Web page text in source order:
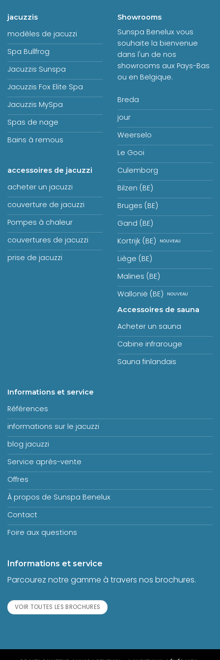
jacuzzis
modèles de jacuzzi
Spa Bullfrog
Jacuzzis Sunspa
Jacuzzis Fox Elite Spa
Jacuzzis MySpa
Spas de nage
Bains à remous
accessoires de jacuzzi
acheter un jacuzzi
couverture de jacuzzi
Pompes à chaleur
couvertures de jacuzzi
prise de jacuzzi
Showrooms
Sunspa Benelux vous
souhaite la bienvenue
dans l'un de nos
showrooms aux Pays-Bas
ou en Belgique.
Breda
jour
Weerselo
Le Gooi
Culemborg
Bilzen (BE)
Bruges (BE)
Gand (BE)
Kortrijk (BE)
Liège (BE)
Malines (BE)
Wallonië (BE)
Accessoires de sauna
Acheter un sauna
Cabine infrarouge
Sauna finlandais
Informations et service
Références
informations sur le jacuzzi
blog jacuzzi
Service après-vente
Offres
À propos de Sunspa Benelux
Contact
Foire aux questions
Informations et service
Parcourez notre gamme à travers nos brochures.
VOIR TOUTES LES BROCHURES